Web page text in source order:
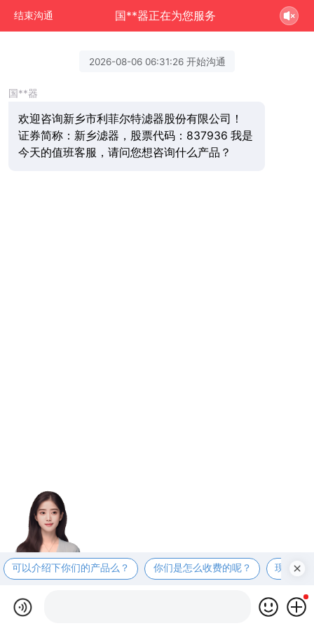
结束沟通 国**器正在为您服务
2026-08-06 06:31:26 开始沟通
国**器
欢迎咨询新乡市利菲尔特滤器股份有限公司！
证券简称：新乡滤器，股票代码：837936 我是
今天的值班客服，请问您想咨询什么产品？
可以介绍下你们的产品么？ 你们是怎么收费的呢？ 现在有